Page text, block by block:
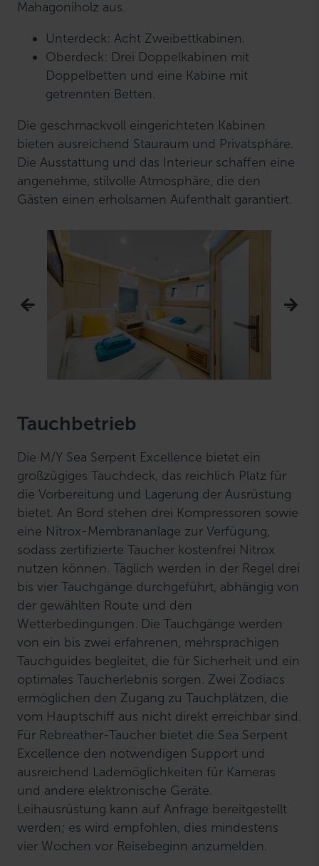
Mahagoniholz aus.
Unterdeck: Acht Zweibettkabinen.
Oberdeck: Drei Doppelkabinen mit
Doppelbetten und eine Kabine mit
getrennten Betten.
Die geschmackvoll eingerichteten Kabinen
bieten ausreichend Stauraum und Privatsphäre.
Die Ausstattung und das Interieur schaffen eine
angenehme, stilvolle Atmosphäre, die den
Gästen einen erholsamen Aufenthalt garantiert.
Tauchbetrieb
Die M/Y Sea Serpent Excellence bietet ein
großzügiges Tauchdeck, das reichlich Platz für
die Vorbereitung und Lagerung der Ausrüstung
bietet. An Bord stehen drei Kompressoren sowie
eine Nitrox-Membrananlage zur Verfügung,
sodass zertifizierte Taucher kostenfrei Nitrox
nutzen können. Täglich werden in der Regel drei
bis vier Tauchgänge durchgeführt, abhängig von
der gewählten Route und den
Wetterbedingungen. Die Tauchgänge werden
von ein bis zwei erfahrenen, mehrsprachigen
Tauchguides begleitet, die für Sicherheit und ein
optimales Taucherlebnis sorgen. Zwei Zodiacs
ermöglichen den Zugang zu Tauchplätzen, die
vom Hauptschiff aus nicht direkt erreichbar sind.
Für Rebreather-Taucher bietet die Sea Serpent
Excellence den notwendigen Support und
ausreichend Lademöglichkeiten für Kameras
und andere elektronische Geräte.
Leihausrüstung kann auf Anfrage bereitgestellt
werden; es wird empfohlen, dies mindestens
vier Wochen vor Reisebeginn anzumelden.